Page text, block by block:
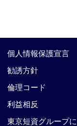
個人情報保護宣言
勧誘方針
倫理コード
利益相反
東京短資グループ